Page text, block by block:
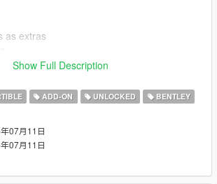
as extras
tutorial
VIP автомобилей
Show Full Description
ADD-ON UNLOCKED BENTLEY
07月11日
07月11日